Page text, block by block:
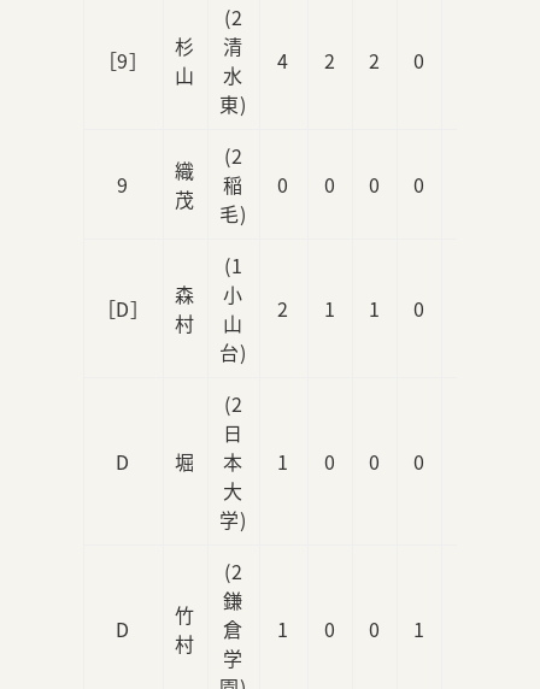
［9］
杉
山
(2
清
水
東)
4 2 2 0
9
織
茂
(2
稲
毛)
0 0 0 0
［D］
森
村
(1
小
山
台)
2 1 1 0
D 堀
(2
日
本
大
学)
1 0 0 0
D
竹
村
(2
鎌
倉
学
1 0 0 1